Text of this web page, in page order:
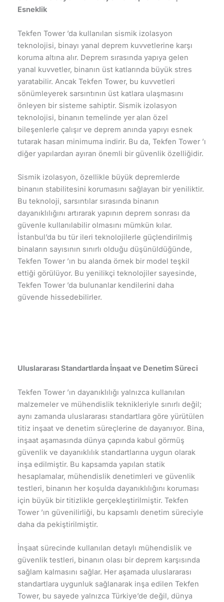
Esneklik
Tekfen Tower ’da kullanılan sismik izolasyon
teknolojisi, binayı yanal deprem kuvvetlerine karşı
koruma altına alır. Deprem sırasında yapıya gelen
yanal kuvvetler, binanın üst katlarında büyük stres
yaratabilir. Ancak Tekfen Tower, bu kuvvetleri
sönümleyerek sarsıntının üst katlara ulaşmasını
önleyen bir sisteme sahiptir. Sismik izolasyon
teknolojisi, binanın temelinde yer alan özel
bileşenlerle çalışır ve deprem anında yapıyı esnek
tutarak hasarı minimuma indirir. Bu da, Tekfen Tower ’ı
diğer yapılardan ayıran önemli bir güvenlik özelliğidir.
Sismik izolasyon, özellikle büyük depremlerde
binanın stabilitesini korumasını sağlayan bir yeniliktir.
Bu teknoloji, sarsıntılar sırasında binanın
dayanıklılığını artırarak yapının deprem sonrası da
güvenle kullanılabilir olmasını mümkün kılar.
İstanbul’da bu tür ileri teknolojilerle güçlendirilmiş
binaların sayısının sınırlı olduğu düşünüldüğünde,
Tekfen Tower ’ın bu alanda örnek bir model teşkil
ettiği görülüyor. Bu yenilikçi teknolojiler sayesinde,
Tekfen Tower ’da bulunanlar kendilerini daha
güvende hissedebilirler.
Uluslararası Standartlarda İnşaat ve Denetim Süreci
Tekfen Tower ’ın dayanıklılığı yalnızca kullanılan
malzemeler ve mühendislik teknikleriyle sınırlı değil;
aynı zamanda uluslararası standartlara göre yürütülen
titiz inşaat ve denetim süreçlerine de dayanıyor. Bina,
inşaat aşamasında dünya çapında kabul görmüş
güvenlik ve dayanıklılık standartlarına uygun olarak
inşa edilmiştir. Bu kapsamda yapılan statik
hesaplamalar, mühendislik denetimleri ve güvenlik
testleri, binanın her koşulda dayanıklılığını koruması
için büyük bir titizlikle gerçekleştirilmiştir. Tekfen
Tower ’ın güvenilirliği, bu kapsamlı denetim süreciyle
daha da pekiştirilmiştir.
İnşaat sürecinde kullanılan detaylı mühendislik ve
güvenlik testleri, binanın olası bir deprem karşısında
sağlam kalmasını sağlar. Her aşamada uluslararası
standartlara uygunluk sağlanarak inşa edilen Tekfen
Tower, bu sayede yalnızca Türkiye’de değil, dünya